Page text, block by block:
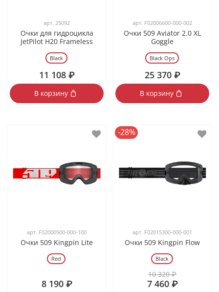
арт. 25092
Очки для гидроцикла
JetPilot H20 Frameless
Black
11 108 ₽
В корзину
арт. F02006600-000-002
Очки 509 Aviator 2.0 XL
Goggle
Black Ops
25 370 ₽
В корзину
арт. F02000500-000-100
Очки 509 Kingpin Lite
Red
8 190 ₽
-28%
арт. F02015300-000-001
Очки 509 Kingpin Flow
Black
10 320 ₽
7 460 ₽